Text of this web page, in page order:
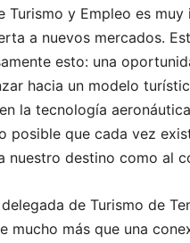
Turismo y Empleo es
a nuevos mercados.
esto: una
hacia un modelo
la tecnología
posible que cada vez
nuestro destino como al
de Turismo de
mucho más que una